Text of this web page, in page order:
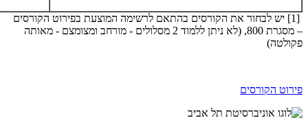
[1] יש לבחור את הקורסים בהתאם לרשימה המוצעת בפירוט הקורסים
– מסגרת 800, (לא ניתן ללמוד 2 מסלולים - מורחב ומצומצם - מאותה
פקולטה)
פירוט הקורסים